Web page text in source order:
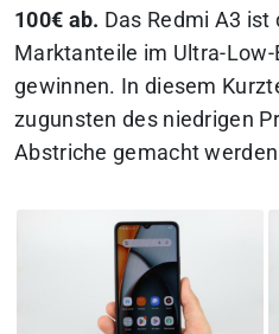
100€ ab. Das Redmi A3
Marktanteile im Ultra-
gewinnen. In diesem
zugunsten des niedrigen
Abstriche gemacht